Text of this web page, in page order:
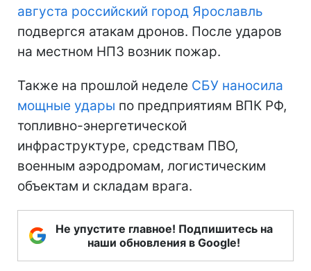
августа российский город Ярославль
подвергся атакам дронов. После ударов
на местном НПЗ возник пожар.
Также на прошлой неделе СБУ наносила
мощные удары по предприятиям ВПК РФ,
топливно-энергетической
инфраструктуре, средствам ПВО,
военным аэродромам, логистическим
объектам и складам врага.
Не упустите главное! Подпишитесь на
наши обновления в Google!